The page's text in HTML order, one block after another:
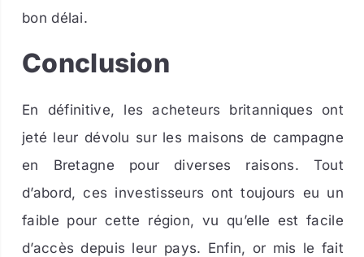
bon délai.
Conclusion
En définitive, les acheteurs britanniques ont
jeté leur dévolu sur les maisons de campagne
en Bretagne pour diverses raisons. Tout
d’abord, ces investisseurs ont toujours eu un
faible pour cette région, vu qu’elle est facile
d’accès depuis leur pays. Enfin, or mis le fait